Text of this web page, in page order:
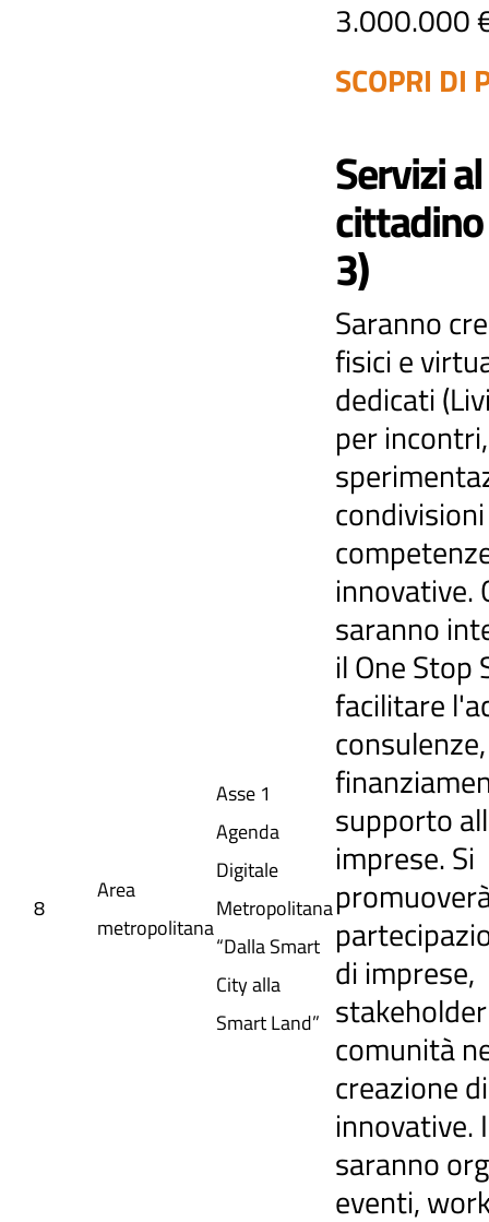
3.000.000
SCOPRI DI
8
Area
metropolitana
Asse 1
Agenda
Digitale
Metropolitana
“Dalla Smart
City alla
Smart Land”
Servizi al
3)
Saranno
fisici e
dedicati
per incontri,
innovative.
saranno
il One Stop
facilitare
consulenze,
supporto
imprese. Si
di imprese,
comunità
creazione
innovative.
saranno
eventi,